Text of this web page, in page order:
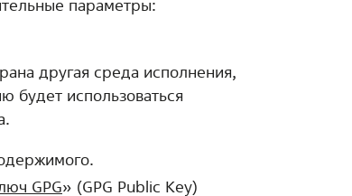
параметры:
другая среда исполнения,
будет использоваться
GPG» (GPG Public Key)